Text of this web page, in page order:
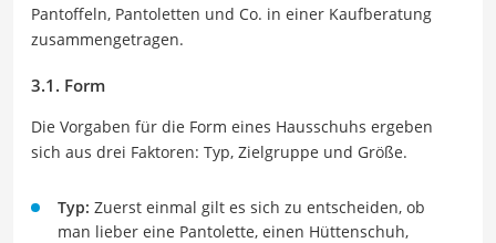
Pantoffeln, Pantoletten und Co. in einer Kaufberatung
zusammengetragen.
3.1. Form
Die Vorgaben für die Form eines Hausschuhs ergeben
sich aus drei Faktoren: Typ, Zielgruppe und Größe.
Typ: Zuerst einmal gilt es sich zu entscheiden, ob
man lieber eine Pantolette, einen Hüttenschuh,